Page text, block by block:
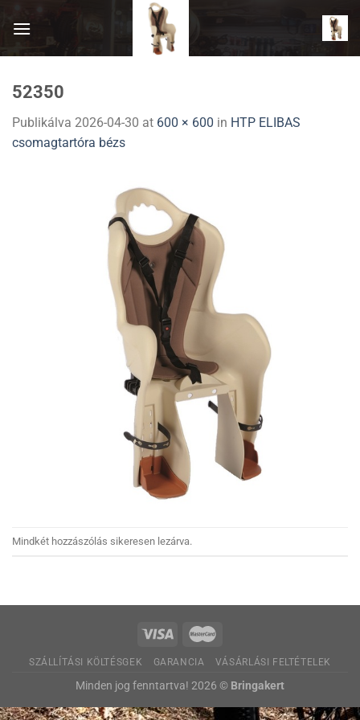
52350
Publikálva 2026-04-30 at 600 × 600 in HTP ELIBAS
csomagtartóra bézs
Mindkét hozzászólás sikeresen lezárva.
SZÁLLÍTÁSI KÖLTÉSGEK GARANCIA VÁSÁRLÁSI FELTÉTELEK
Minden jog fenntartva! 2026 © Bringakert